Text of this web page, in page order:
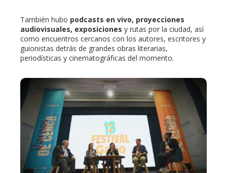
También hubo podcasts en vivo, proyecciones
audiovisuales, exposiciones y rutas por la ciudad, así
como encuentros cercanos con los autores, escritores y
guionistas detrás de grandes obras literarias,
periodísticas y cinematográficas del momento.